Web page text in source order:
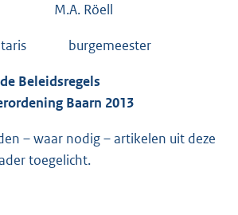
M.A. Röell
burgemeester
Beleidsregels
Baarn 2013
– waar nodig – artikelen uit deze
toegelicht.